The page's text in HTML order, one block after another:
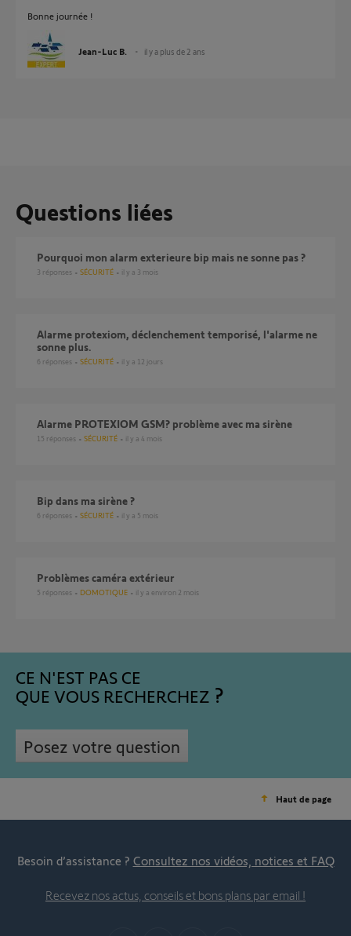
Bonne journée !
Jean-Luc B. il y a plus de 2 ans
Questions liées
Pourquoi mon alarm exterieure bip mais ne sonne pas ?
3 réponses SÉCURITÉ il y a 3 mois
alarme protexiom, déclenchement temporisé, l'alarme ne
sonne plus.
6 réponses SÉCURITÉ il y a 12 jours
Alarme PROTEXIOM GSM? problème avec ma sirène
15 réponses SÉCURITÉ il y a 4 mois
Bip dans ma sirène ?
6 réponses SÉCURITÉ il y a 5 mois
Problèmes caméra extérieur
5 réponses DOMOTIQUE il y a environ 2 mois
CE N'EST PAS CE
QUE VOUS RECHERCHEZ
Posez votre question
Haut de page
Besoin d’assistance ? Consultez nos vidéos, notices et FAQ
Recevez nos actus, conseils et bons plans par email !